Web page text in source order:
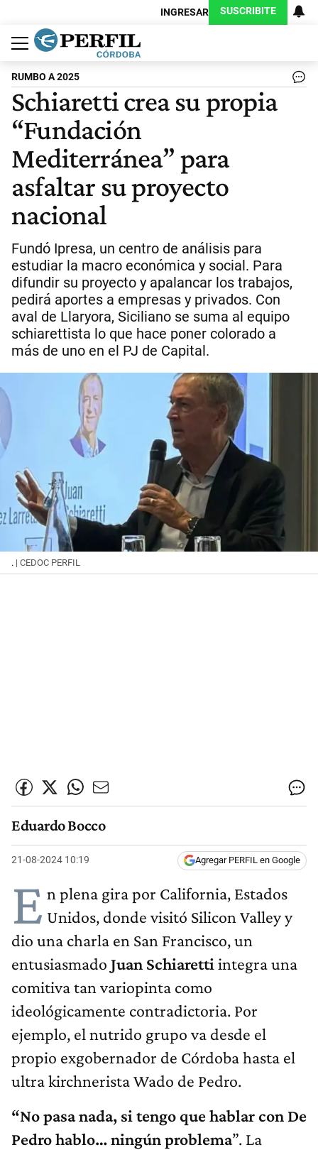
INGRESAR SUSCRIBITE
Política
Economía
Judiciales
Sociedad
Cultura
Espectáculos
Deportes
Protagonistas
RUMBO A 2025
Schiaretti crea su propia
“Fundación
Mediterránea” para
asfaltar su proyecto
nacional
Fundó Ipresa, un centro de análisis para
estudiar la macro económica y social. Para
difundir su proyecto y apalancar los trabajos,
pedirá aportes a empresas y privados. Con
aval de Llaryora, Siciliano se suma al equipo
schiarettista lo que hace poner colorado a
más de uno en el PJ de Capital.
. | CEDOC PERFIL
Eduardo Bocco
21-08-2024 10:19 Agregar PERFIL en Google
E n plena gira por California, Estados
Unidos, donde visitó Silicon Valley y
dio una charla en San Francisco, un
entusiasmado Juan Schiaretti integra una
comitiva tan variopinta como
ideológicamente contradictoria. Por
ejemplo, el nutrido grupo va desde el
propio exgobernador de Córdoba hasta el
ultra kirchnerista Wado de Pedro.
“No pasa nada, si tengo que hablar con De
Pedro hablo… ningún problema”. La